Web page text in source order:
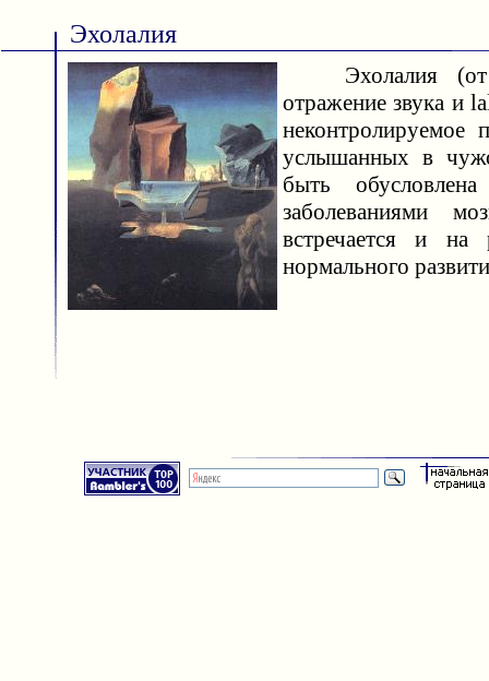
Эхолалия
Эхолалия (от
отражение звука и
неконтролируемое
услышанных в
быть
заболеваниями
встречается и на
нормального